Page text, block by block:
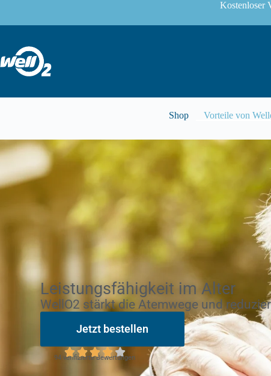
Kostenloser
Shop Vorteile von
Leistungsfähigkeit im Alter
WellO2 stärkt die Atemwege und
Jetzt bestellen
94 verifizierte Bewertungen